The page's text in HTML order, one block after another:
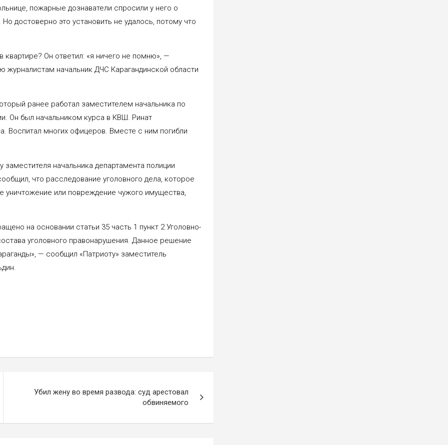
пожарные дознаватели спросили у него о
достоверно это установить не удалось, потому что
квартире? Он ответил: «я ничего не помню», —
журналистам начальник ДЧС Карагандинской области
ранее работал заместителем начальника по
Он был начальником курса в КВШ. Ринат
Воспитал многих офицеров. Вместе с ним погибли
начальника департамента полиции
что расследование уголовного дела, которое
уничтожение или повреждение чужого имущества,
на основании статьи 35 часть 1 пункт 2 Уголовно-
уголовного правонарушения. Данное решение
— сообщил «Патриоту» заместитель
Убил жену во время развода: суд арестовал
обвиняемого